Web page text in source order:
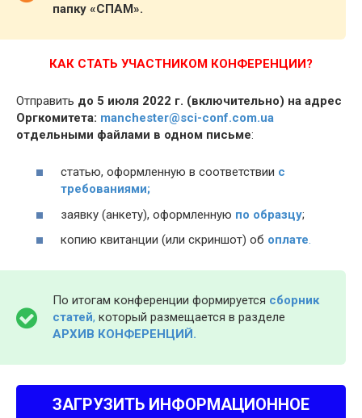
папку «СПАМ».
КАК СТАТЬ УЧАСТНИКОМ КОНФЕРЕНЦИИ?
Отправить до 5 июля 2022 г. (включительно) на адрес
Оргкомитета: manchester@sci-conf.com.ua
отдельными файлами в одном письме:
статью, оформленную в соответствии с
требованиями;
заявку (анкету), оформленную по образцу;
копию квитанции (или скриншот) об оплате.
По итогам конференции формируется сборник
статей, который размещается в разделе
АРХИВ КОНФЕРЕНЦИЙ.
ЗАГРУЗИТЬ ИНФОРМАЦИОННОЕ